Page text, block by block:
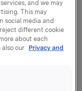
av K-Salat, som
inkluderer
medarbeidere i
and we may
This may
social media and
different cookie
about each
our Privacy and